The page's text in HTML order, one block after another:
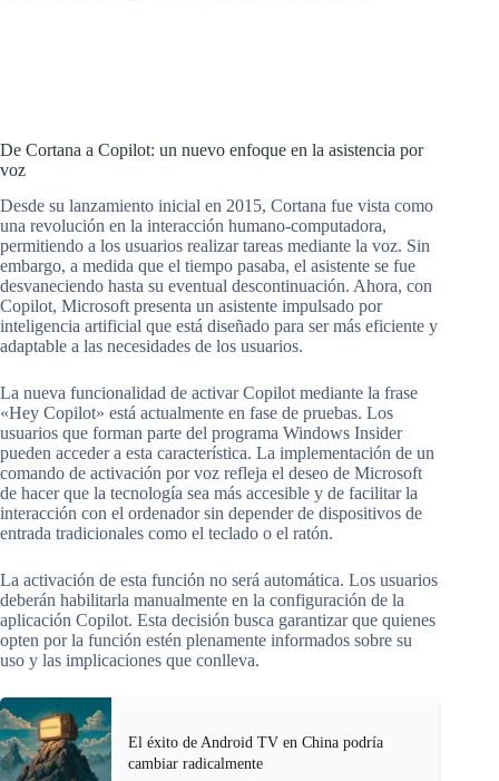
De Cortana a Copilot: un nuevo enfoque en la asistencia por
voz
Desde su lanzamiento inicial en 2015, Cortana fue vista como
una revolución en la interacción humano-computadora,
permitiendo a los usuarios realizar tareas mediante la voz. Sin
embargo, a medida que el tiempo pasaba, el asistente se fue
desvaneciendo hasta su eventual descontinuación. Ahora, con
Copilot, Microsoft presenta un asistente impulsado por
inteligencia artificial que está diseñado para ser más eficiente y
adaptable a las necesidades de los usuarios.
La nueva funcionalidad de activar Copilot mediante la frase
«Hey Copilot» está actualmente en fase de pruebas. Los
usuarios que forman parte del programa Windows Insider
pueden acceder a esta característica. La implementación de un
comando de activación por voz refleja el deseo de Microsoft
de hacer que la tecnología sea más accesible y de facilitar la
interacción con el ordenador sin depender de dispositivos de
entrada tradicionales como el teclado o el ratón.
La activación de esta función no será automática. Los usuarios
deberán habilitarla manualmente en la configuración de la
aplicación Copilot. Esta decisión busca garantizar que quienes
opten por la función estén plenamente informados sobre su
uso y las implicaciones que conlleva.
El éxito de Android TV en China podría
cambiar radicalmente